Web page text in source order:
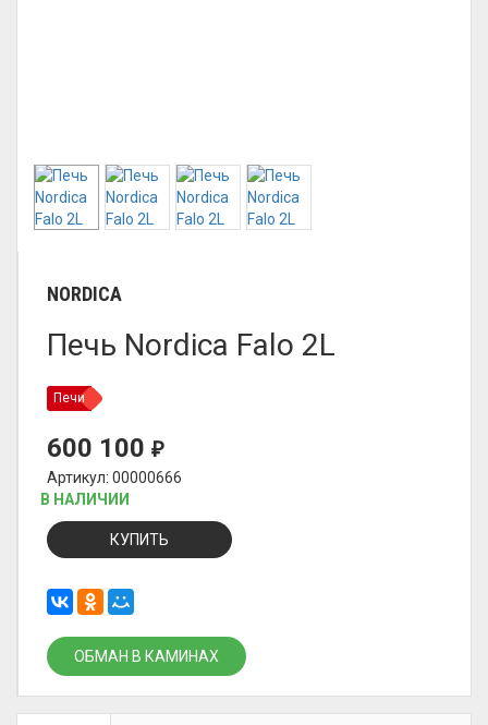
NORDICA
Печь Nordica Falo 2L
Печи
600 100 ₽
Артикул: 00000666
В НАЛИЧИИ
КУПИТЬ
ОБМАН В КАМИНАХ